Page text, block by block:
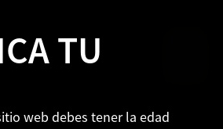
TU
web debes tener la edad